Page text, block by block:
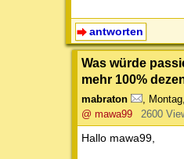
antworten
Was würde
mehr 100%
mabraton
@ mawa99
2600
Hallo mawa99,